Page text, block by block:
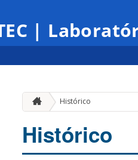
|
Histórico
Histórico